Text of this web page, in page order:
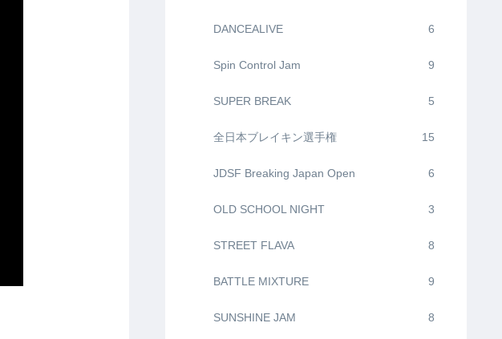
DANCEALIVE 6
Spin Control Jam 9
SUPER BREAK 5
全日本ブレイキン選手権 15
JDSF Breaking Japan Open 6
OLD SCHOOL NIGHT 3
STREET FLAVA 8
BATTLE MIXTURE 9
SUNSHINE JAM 8